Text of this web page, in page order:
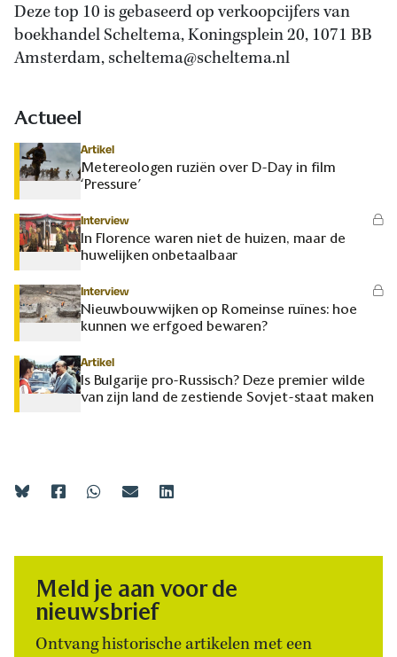
Deze top 10 is gebaseerd op verkoopcijfers van
boekhandel Scheltema, Koningsplein 20, 1071 BB
Amsterdam, scheltema@scheltema.nl
Actueel
Artikel
Metereologen ruziën over D-Day in film
‘Pressure’
Interview
In Florence waren niet de huizen, maar de
huwelijken onbetaalbaar
Interview
Nieuwbouwwijken op Romeinse ruïnes: hoe
kunnen we erfgoed bewaren?
Artikel
Is Bulgarije pro-Russisch? Deze premier wilde
van zijn land de zestiende Sovjet-staat maken
Meld je aan voor de
nieuwsbrief
Ontvang historische artikelen met een